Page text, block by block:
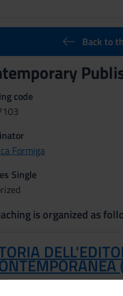
Back to
code
Formiga
Single
is organized as